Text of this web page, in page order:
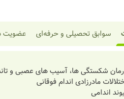
سوابق تحصیلی و حرفه‌ای عضویت
شکستگی ها، آسیب های عصبی و
مادرزادی اندام فوقانی
اندامی